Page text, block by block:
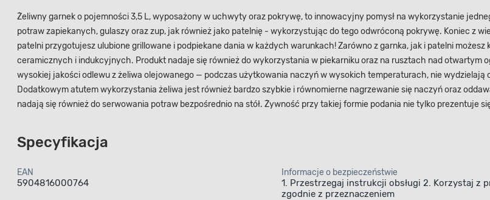
Żeliwny garnek o pojemności 3,5 L, wyposażony w uchwyty oraz pokrywę, to innowacyjny pomysł na wykorzystanie
potraw zapiekanych, gulaszy oraz zup, jak również jako patelnię - wykorzystując do tego odwróconą pokrywę. Koniec z
patelni przygotujesz ulubione grillowane i podpiekane dania w każdych warunkach! Zarówno z garnka, jak i patelni
ceramicznych i indukcyjnych. Produkt nadaje się również do wykorzystania w piekarniku oraz na rusztach nad otwartym
wysokiej jakości odlewu z żeliwa olejowanego — podczas użytkowania naczyń w wysokich temperaturach, nie
Dodatkowym atutem wykorzystania żeliwa jest również bardzo szybkie i równomierne nagrzewanie się naczyń oraz
nadają się również do serwowania potraw bezpośrednio na stół. Żywność przy takiej formie podania nie tylko prezentuje
Specyfikacja
EAN
5904816000764
Informacje o bezpieczeństwie
1. Przestrzegaj instrukcji obsługi 2. Korzystaj z
zgodnie z przeznaczeniem